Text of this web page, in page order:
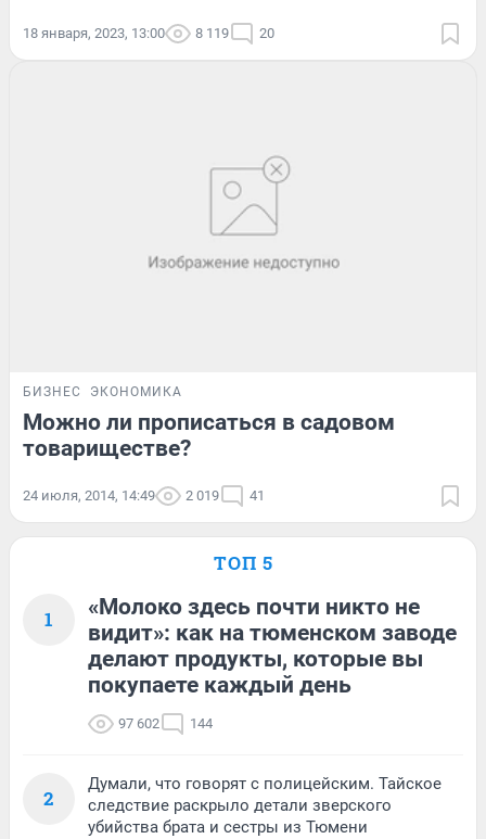
18 января, 2023, 13:00 8 119 20
БИЗНЕС ЭКОНОМИКА
Можно ли прописаться в садовом
товариществе?
24 июля, 2014, 14:49 2 019 41
ТОП 5
1
«Молоко здесь почти никто не
видит»: как на тюменском заводе
делают продукты, которые вы
покупаете каждый день
97 602 144
2
Думали, что говорят с полицейским. Тайское
следствие раскрыло детали зверского
убийства брата и сестры из Тюмени